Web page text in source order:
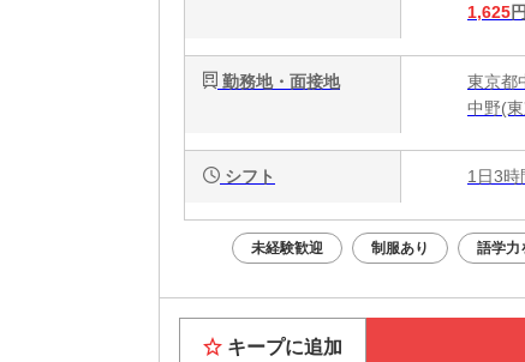
1,625円
勤務地・面接地
東京都
中野(
シフト 1日3時
未経験歓迎 制服あり 語学力
キープに追加